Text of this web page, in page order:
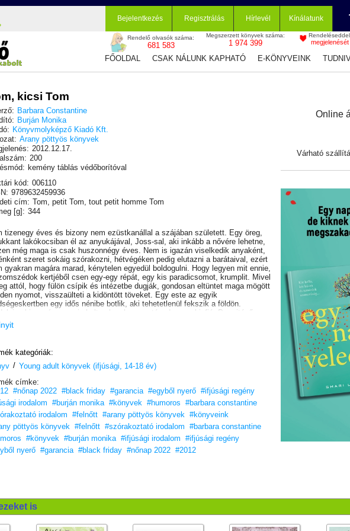
Bejelentkezés Regisztrálás Hírlevél Kínálatunk
Rendelő olvasók száma:
681 583
Megszerzett könyvek száma:
1 974 399 megjelenését
FŐOLDAL CSAK NÁLUNK KAPHATÓ E-KÖNYVEINK
kicsi Tom
Barbara Constantine
Burján Monika
Könyvmolyképző Kiadó Kft.
Arany pöttyös könyvek
2012.12.17.
200
kemény táblás védőborítóval
kód: 006110
9789632459936
cím: Tom, petit Tom, tout petit homme Tom
[g]: 344
tizenegy éves és bizony nem ezüstkanállal a szájában született. Egy öreg,
lakókocsiban él az anyukájával, Joss-sal, aki inkább a nővére lehetne,
még maga is csak huszonnégy éves. Nem is igazán viselkedik anyaként,
szeret sokáig szórakozni, hétvégéken pedig elutazni a barátaival, ezért
gyakran magára marad, kénytelen egyedül boldogulni. Hogy legyen mit ennie,
kertjéből csen egy-egy répát, egy kis paradicsomot, krumplit. Mivel
attól, hogy fülön csípik és intézetbe dugják, gondosan eltüntet maga mögött
nyomot, visszaülteti a kidöntött töveket. Egy este az egyik
egy idős nénibe botlik, aki tehetetlenül fekszik a földön.
bizonyára meg is halt volna, ha nem téved arra a kisfiú. De mitévő
Tom, hiszen tilosban jár?
kategóriák:
/ Young adult könyvek (ifjúsági, 14-18 év)
címke:
#nőnap 2022 #black friday #garancia #egyből nyerő #ifjúsági regény
irodalom #burján monika #könyvek #humoros #barbara constantine
irodalom
#felnőtt #arany pöttyös könyvek #könyveink
pöttyös könyvek #felnőtt #szórakoztató irodalom #barbara constantine
#könyvek #burján monika #ifjúsági irodalom #ifjúsági regény
nyerő #garancia #black friday #nőnap 2022 #2012
Online
Várható
is